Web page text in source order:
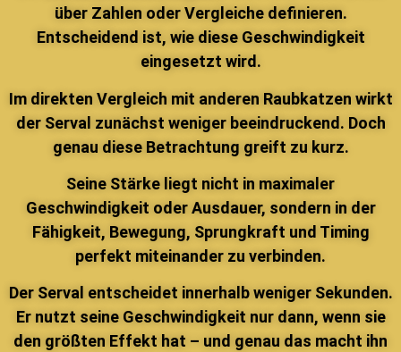
über Zahlen oder Vergleiche definieren.
Entscheidend ist, wie diese Geschwindigkeit
eingesetzt wird.
Im direkten Vergleich mit anderen Raubkatzen wirkt
der Serval zunächst weniger beeindruckend. Doch
genau diese Betrachtung greift zu kurz.
Seine Stärke liegt nicht in maximaler
Geschwindigkeit oder Ausdauer, sondern in der
Fähigkeit, Bewegung, Sprungkraft und Timing
perfekt miteinander zu verbinden.
Der Serval entscheidet innerhalb weniger Sekunden.
Er nutzt seine Geschwindigkeit nur dann, wenn sie
den größten Effekt hat – und genau das macht ihn